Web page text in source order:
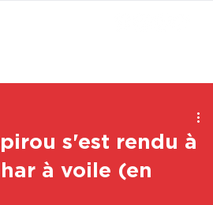
s'est rendu à
à voile (en